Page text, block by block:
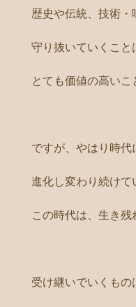
歴史や伝統、技術・
守り抜いていくこと
とても価値の高いこ
ですが、やはり時代
進化し変わり続けて
この時代は、生き残
受け継いでいくもの